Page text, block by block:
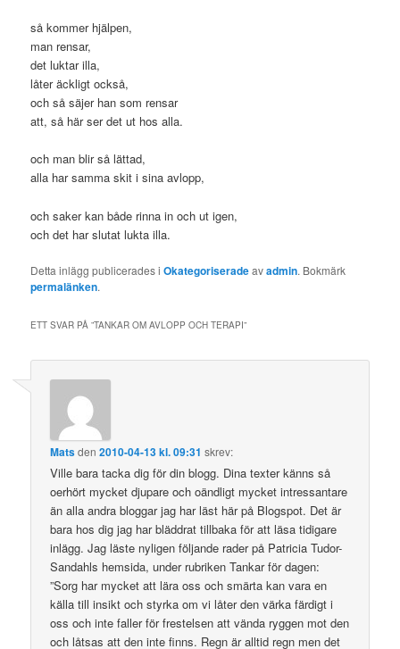
så kommer hjälpen,
man rensar,
det luktar illa,
låter äckligt också,
och så säjer han som rensar
att, så här ser det ut hos alla.
och man blir så lättad,
alla har samma skit i sina avlopp,
och saker kan både rinna in och ut igen,
och det har slutat lukta illa.
Detta inlägg publicerades iOkategoriseradeavadmin. Bokmärk
permalänken.
ETT SVAR PÅ ”TANKAR OM AVLOPP OCH TERAPI”
Matsden2010-04-13 kl. 09:31 skrev:
Ville bara tacka dig för din blogg. Dina texter känns så
oerhört mycket djupare och oändligt mycket intressantare
än alla andra bloggar jag har läst här på Blogspot. Det är
bara hos dig jag har bläddrat tillbaka för att läsa tidigare
inlägg. Jag läste nyligen följande rader på Patricia Tudor-
Sandahls hemsida, under rubriken Tankar för dagen:
”Sorg har mycket att lära oss och smärta kan vara en
källa till insikt och styrka om vi låter den värka färdigt i
oss och inte faller för frestelsen att vända ryggen mot den
och låtsas att den inte finns. Regn är alltid regn men det